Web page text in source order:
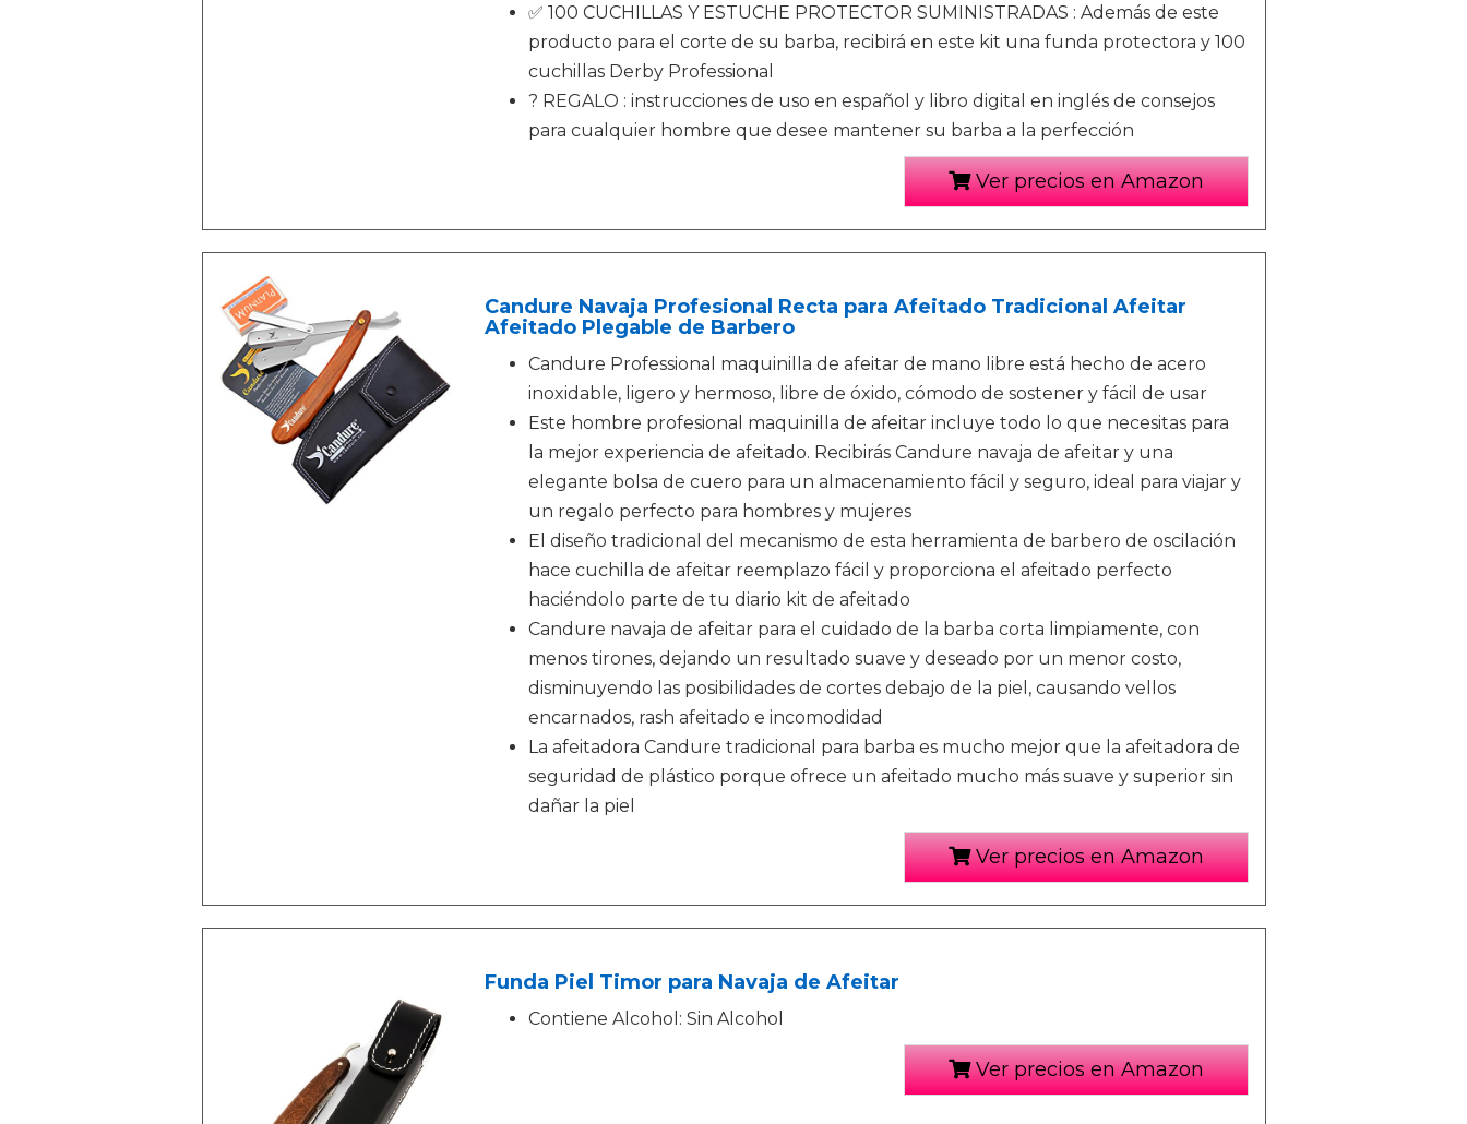
✅ 100 CUCHILLAS Y ESTUCHE PROTECTOR SUMINISTRADAS : Además de este
producto para el corte de su barba, recibirá en este kit una funda protectora y 100
cuchillas Derby Professional
? REGALO : instrucciones de uso en español y libro digital en inglés de consejos
para cualquier hombre que desee mantener su barba a la perfección
Ver precios en Amazon
Candure Navaja Profesional Recta para Afeitado Tradicional Afeitar
Afeitado Plegable de Barbero
Candure Professional maquinilla de afeitar de mano libre está hecho de acero
inoxidable, ligero y hermoso, libre de óxido, cómodo de sostener y fácil de usar
Este hombre profesional maquinilla de afeitar incluye todo lo que necesitas para
la mejor experiencia de afeitado. Recibirás Candure navaja de afeitar y una
elegante bolsa de cuero para un almacenamiento fácil y seguro, ideal para viajar y
un regalo perfecto para hombres y mujeres
El diseño tradicional del mecanismo de esta herramienta de barbero de oscilación
hace cuchilla de afeitar reemplazo fácil y proporciona el afeitado perfecto
haciéndolo parte de tu diario kit de afeitado
Candure navaja de afeitar para el cuidado de la barba corta limpiamente, con
menos tirones, dejando un resultado suave y deseado por un menor costo,
disminuyendo las posibilidades de cortes debajo de la piel, causando vellos
encarnados, rash afeitado e incomodidad
La afeitadora Candure tradicional para barba es mucho mejor que la afeitadora de
seguridad de plástico porque ofrece un afeitado mucho más suave y superior sin
dañar la piel
Ver precios en Amazon
Funda Piel Timor para Navaja de Afeitar
Contiene Alcohol: Sin Alcohol
Ver precios en Amazon